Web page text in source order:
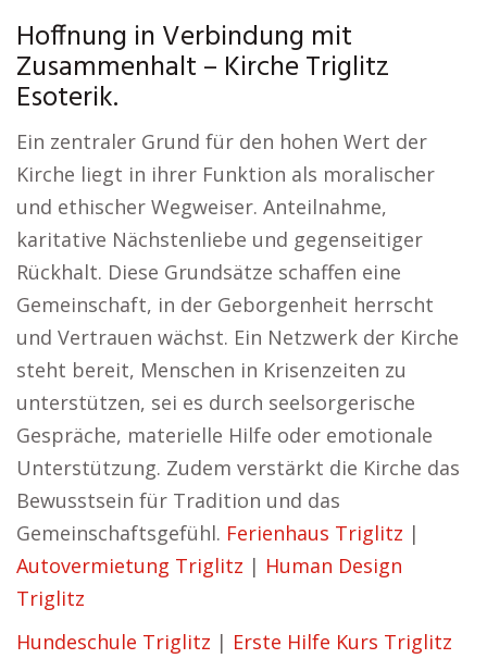
Hoffnung in Verbindung mit
Zusammenhalt – Kirche Triglitz
Esoterik.
Ein zentraler Grund für den hohen Wert der
Kirche liegt in ihrer Funktion als moralischer
und ethischer Wegweiser. Anteilnahme,
karitative Nächstenliebe und gegenseitiger
Rückhalt. Diese Grundsätze schaffen eine
Gemeinschaft, in der Geborgenheit herrscht
und Vertrauen wächst. Ein Netzwerk der Kirche
steht bereit, Menschen in Krisenzeiten zu
unterstützen, sei es durch seelsorgerische
Gespräche, materielle Hilfe oder emotionale
Unterstützung. Zudem verstärkt die Kirche das
Bewusstsein für Tradition und das
Gemeinschaftsgefühl. Ferienhaus Triglitz |
Autovermietung Triglitz | Human Design
Triglitz
Hundeschule Triglitz | Erste Hilfe Kurs Triglitz